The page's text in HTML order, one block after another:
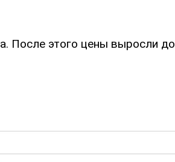
После этого цены выросли до